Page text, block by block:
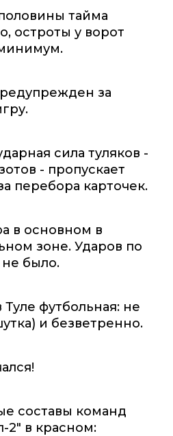
тайма
остроты у ворот
за
сила туляков -
- пропускает
перебора карточек.
в основном в
зоне. Ударов по
было.
Туле футбольная: не
и безветренно.
составы команд
2" в красном: